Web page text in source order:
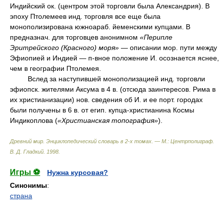
Индийский ок. (центром этой торговли была Александрия). В
эпоху Птолемеев инд. торговля все еще была
монополизирована южноараб. йеменскими купцами. В
предназнач. для торговцев анонимном «Перипле
Эритрейского (Красного) моря» — описании мор. пути между
Эфиопией и Индией — п-вное положение И. осознается яснее,
чем в географии Птолемея.
Вслед за наступившей монополизацией инд. торговли
эфиопск. жителями Аксума в 4 в. (отсюда заинтересов. Рима в
их христианизации) нов. сведения об И. и ее порт. городах
были получены в 6 в. от егип. купца-христианина Космы
Индикоплова («Христианская топография»).
Древний мир. Энциклопедический словарь в 2-х томах. — М.: Центрполиграф
В. Д. Гладкий 1998
Игры ⚽
Нужна курсовая?
Синонимы:
страна